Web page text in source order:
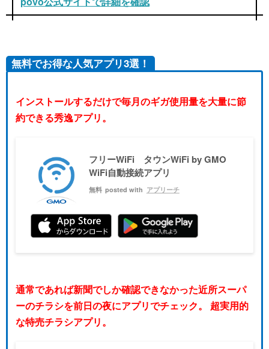
無料でお得な人気アプリ3選！
インストールするだけで毎月のギガ使用量を大量に節
約できる秀逸アプリ。
フリーWiFi タウンWiFi by GMO
WiFi自動接続アプリ
無料 posted with アプリーチ
通常であれば新聞でしか確認できなかった近所スーパ
ーのチラシを前日の夜にアプリでチェック。 超実用的
な特売チラシアプリ。